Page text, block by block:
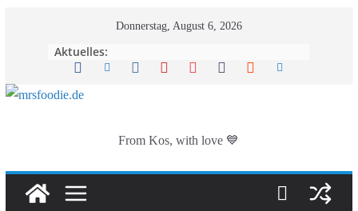
Donnerstag, August 6, 2026
Aktuelles:
From Kos, with love 💙